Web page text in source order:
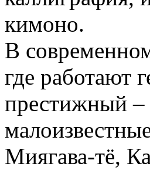
кимоно.
В
где работают
престижный –
Миягава-тё,